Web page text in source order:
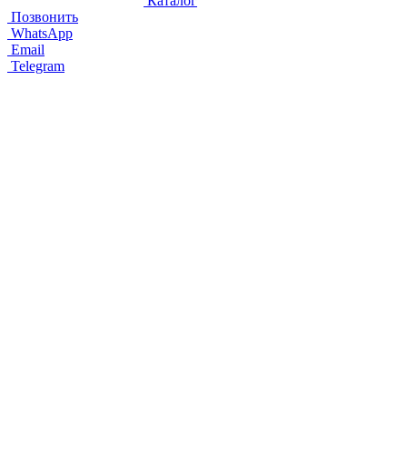
Позвонить
WhatsApp
Email
Telegram